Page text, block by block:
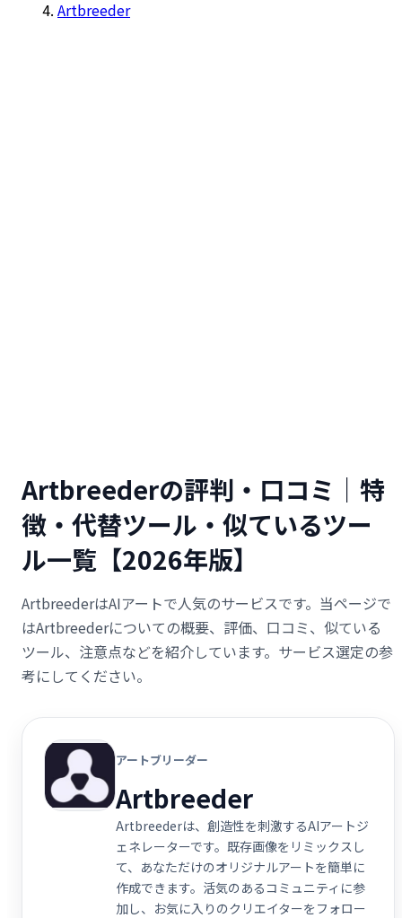
Artbreeder
Artbreederの評判・口コミ｜特
徴・代替ツール・似ているツー
ル一覧【2026年版】
ArtbreederはAIアートで人気のサービスです。当ページで
はArtbreederについての概要、評価、口コミ、似ている
ツール、注意点などを紹介しています。サービス選定の参
考にしてください。
アートブリーダー
Artbreeder
Artbreederは、創造性を刺激するAIアートジ
ェネレーターです。既存画像をリミックスし
て、あなただけのオリジナルアートを簡単に
作成できます。活気のあるコミュニティに参
加し、お気に入りのクリエイターをフォロー